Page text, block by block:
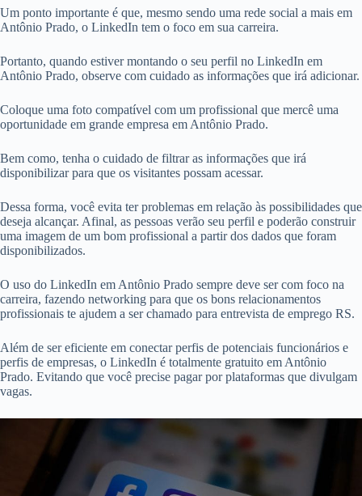
Um ponto importante é que, mesmo sendo uma rede social a mais em
Antônio Prado, o LinkedIn tem o foco em sua carreira.
Portanto, quando estiver montando o seu perfil no LinkedIn em
Antônio Prado, observe com cuidado as informações que irá adicionar.
Coloque uma foto compatível com um profissional que mercê uma
oportunidade em grande empresa em Antônio Prado.
Bem como, tenha o cuidado de filtrar as informações que irá
disponibilizar para que os visitantes possam acessar.
Dessa forma, você evita ter problemas em relação às possibilidades que
deseja alcançar. Afinal, as pessoas verão seu perfil e poderão construir
uma imagem de um bom profissional a partir dos dados que foram
disponibilizados.
O uso do LinkedIn em Antônio Prado sempre deve ser com foco na
carreira, fazendo networking para que os bons relacionamentos
profissionais te ajudem a ser chamado para entrevista de emprego RS.
Além de ser eficiente em conectar perfis de potenciais funcionários e
perfis de empresas, o LinkedIn é totalmente gratuito em Antônio
Prado. Evitando que você precise pagar por plataformas que divulgam
vagas.